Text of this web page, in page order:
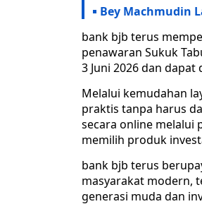
Bey Machmudin
bank bjb terus
penawaran Sukuk
3 Juni 2026 dan
Melalui kemudahan
praktis tanpa harus
secara online melalui
memilih produk
bank bjb terus
masyarakat modern,
generasi muda dan